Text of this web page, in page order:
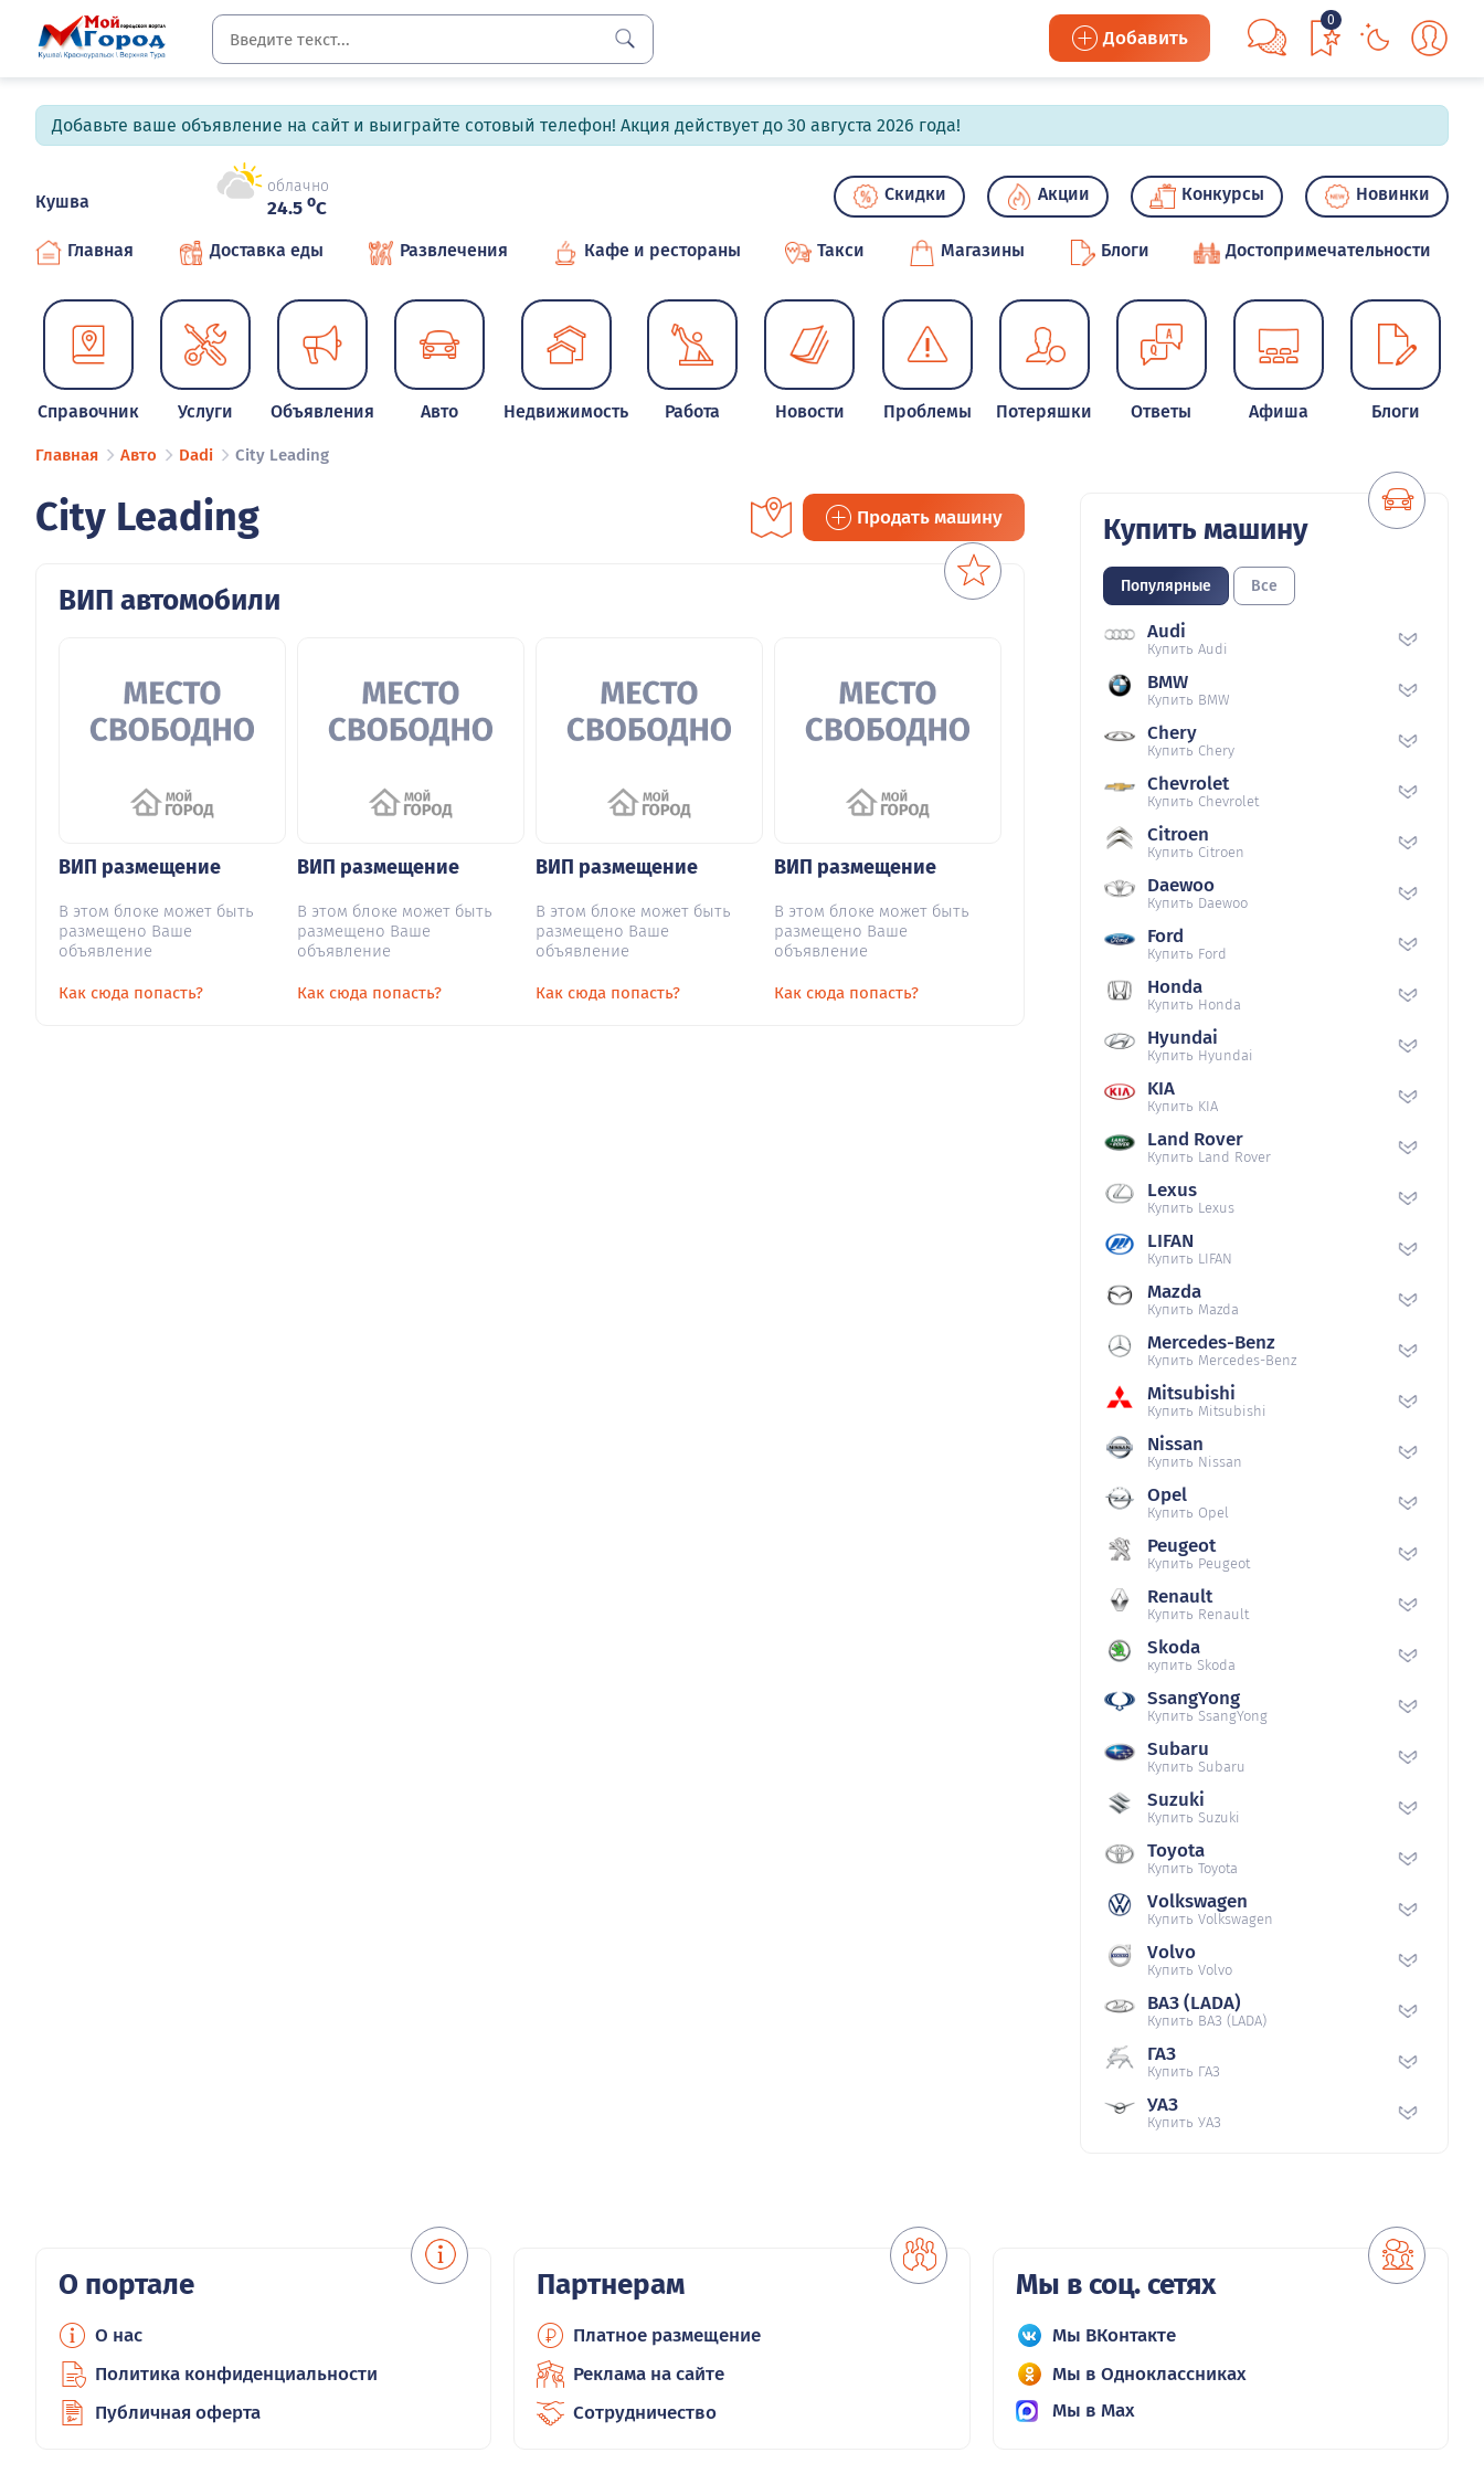
Добавить
0
Добавьте ваше объявление на сайт и выиграйте сотовый телефон! Акция действует до 30 августа 2026 года!
Кушва
облачно
24.5 oC
Скидки Акции Конкурсы Новинки
Главная Доставка еды Развлечения Кафе и рестораны Такси Магазины Блоги Достопримечательности
Справочник Услуги Объявления Авто Недвижимость Работа Новости Проблемы Потеряшки Ответы Афиша Блоги
Главная Авто Dadi City Leading
City Leading Продать машину
ВИП автомобили
ВИП размещение
В этом блоке может быть
размещено Ваше
объявление
Как сюда попасть?
ВИП размещение
В этом блоке может быть
размещено Ваше
объявление
Как сюда попасть?
ВИП размещение
В этом блоке может быть
размещено Ваше
объявление
Как сюда попасть?
ВИП размещение
В этом блоке может быть
размещено Ваше
объявление
Как сюда попасть?
Купить машину
Популярные Все
Audi
Купить Audi
BMW
Купить BMW
Chery
Купить Chery
Chevrolet
Купить Chevrolet
Citroen
Купить Citroen
Daewoo
Купить Daewoo
Ford
Купить Ford
Honda
Купить Honda
Hyundai
Купить Hyundai
KIA
Купить KIA
Land Rover
Купить Land Rover
Lexus
Купить Lexus
LIFAN
Купить LIFAN
Mazda
Купить Mazda
Mercedes-Benz
Купить Mercedes-Benz
Mitsubishi
Купить Mitsubishi
Nissan
Купить Nissan
Opel
Купить Opel
Peugeot
Купить Peugeot
Renault
Купить Renault
Skoda
купить Skoda
SsangYong
Купить SsangYong
Subaru
Купить Subaru
Suzuki
Купить Suzuki
Toyota
Купить Toyota
Volkswagen
Купить Volkswagen
Volvo
Купить Volvo
ВАЗ (LADA)
Купить ВАЗ (LADA)
ГАЗ
Купить ГАЗ
УАЗ
Купить УАЗ
О портале
О нас
Политика конфиденциальности
Публичная оферта
Партнерам
Платное размещение
Реклама на сайте
Сотрудничество
Мы в соц. сетях
Мы ВКонтакте
Мы в Одноклассниках
Мы в Max